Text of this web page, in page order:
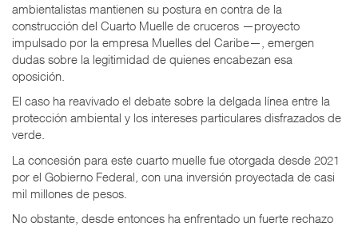
ambientalistas mantienen su postura en contra de la
construcción del Cuarto Muelle de cruceros —proyecto
impulsado por la empresa Muelles del Caribe—, emergen
dudas sobre la legitimidad de quienes encabezan esa
oposición.
El caso ha reavivado el debate sobre la delgada línea entre la
protección ambiental y los intereses particulares disfrazados de
verde.
La concesión para este cuarto muelle fue otorgada desde 2021
por el Gobierno Federal, con una inversión proyectada de casi
mil millones de pesos.
No obstante, desde entonces ha enfrentado un fuerte rechazo